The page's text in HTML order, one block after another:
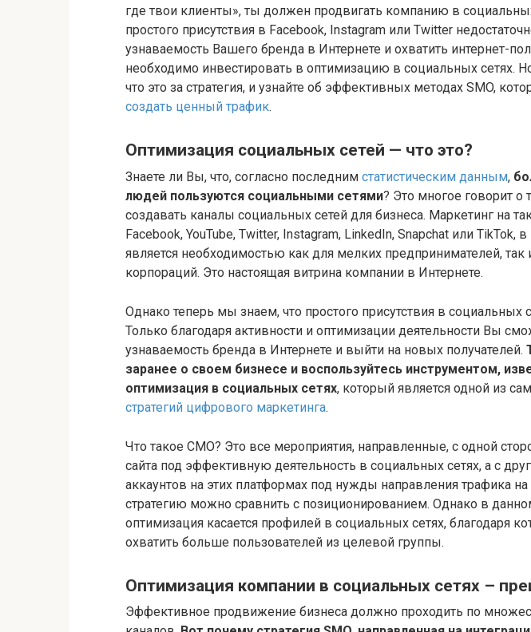
где твои клиенты», ты должен продвигать компанию в
простого присутствия в Facebook, Instagram или Twitter
узнаваемость Вашего бренда в Интернете и охватить интернет-
необходимо инвестировать в оптимизацию в социальных сетях.
что это за стратегия, и узнайте об эффективных методах SMO,
создать ценный трафик.
Оптимизация социальных сетей — что это?
Знаете ли Вы, что, согласно последним статистическим данным,
людей пользуются социальными сетями? Это многое говорит о
создавать каналы социальных сетей для бизнеса. Маркетинг на
Facebook, YouTube, Twitter, Instagram, LinkedIn, Snapchat или TikTok,
является необходимостью как для мелких предпринимателей, так
корпораций. Это настоящая витрина компании в Интернете.
Однако теперь мы знаем, что простого присутствия в социальных
Только благодаря активности и оптимизации деятельности Вы
узнаваемость бренда в Интернете и выйти на новых получателей.
заранее о своем бизнесе и воспользуйтесь инструментом,
оптимизация в социальных сетях, который является одной из
стратегий цифрового маркетинга.
Что такое СМО? Это все мероприятия, направленные, с одной
сайта под эффективную деятельность в социальных сетях, а с
аккаунтов на этих платформах под нужды направления трафика на
стратегию можно сравнить с позиционированием. Однако в
оптимизация касается профилей в социальных сетях, благодаря
охватить больше пользователей из целевой группы.
Оптимизация компании в социальных сетях –
Эффективное продвижение бизнеса должно проходить по